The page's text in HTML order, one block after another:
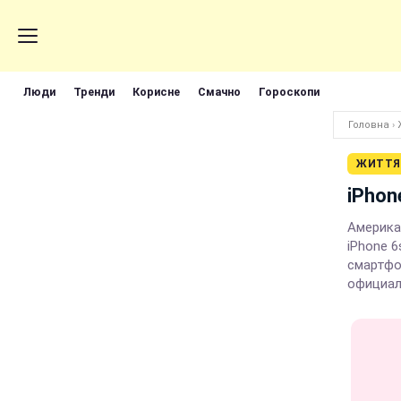
Люди Тренди Корисне Смачно Гороскопи
Головна ›
ЖИТТЯ
iPhone